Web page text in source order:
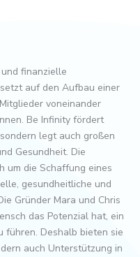
finanzielle
auf den Aufbau einer
voneinander
Be Infinity fördert
legt auch großen
Gesundheit. Die
um die Schaffung eines
gesundheitliche und
Gründer Mara und Chris
das Potenzial hat, ein
führen. Deshalb bieten sie
auch Unterstützung in